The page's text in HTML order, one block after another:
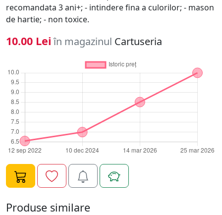
recomandata 3 ani+; - intindere fina a culorilor; - mason
de hartie; - non toxice.
10.00 Lei în magazinul Cartuseria
Produse similare